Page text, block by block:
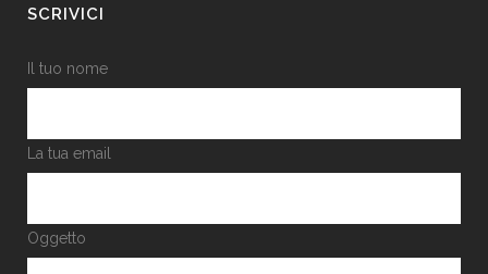
SCRIVICI
Il tuo nome
La tua email
Oggetto